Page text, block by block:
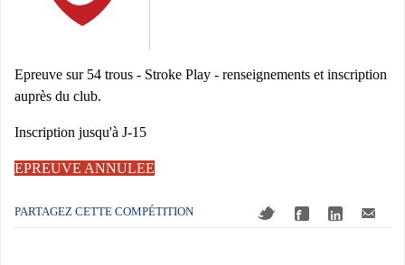
Epreuve sur 54 trous - Stroke Play - renseignements et inscription
auprès du club.
Inscription jusqu'à J-15
EPREUVE ANNULEE
PARTAGEZ CETTE COMPÉTITION